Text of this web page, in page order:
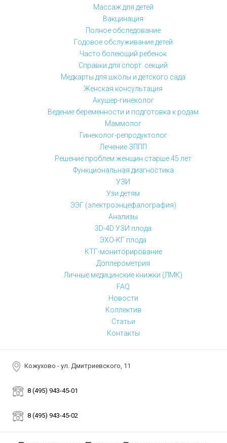
Массаж для детей
Вакцинация
Полное обследование
Годовое обслуживание детей
Часто болеющий ребенок
Справки для спорт. секций
Медкарты для школы и детского сада
Женская консультация
Акушер-гинеколог
Ведение беременности и подготовка к родам
Маммолог
Гинеколог-репродуктолог
Лечение ЗППП
Решение проблем женщин старше 45 лет
Функциональная диагностика
УЗИ
Узи детям
ЭЭГ (электроэнцефалография)
Анализы
3D-4D УЗИ плода
ЭХО-КГ плода
КТГ-мониторирование
Доплерометрия
Личные медицинские книжки (ЛМК)
FAQ
Новости
Коллектив
Статьи
Контакты
Кожухово - ул. Дмитриевского, 11
8 (495) 943-45-01
8 (495) 943-45-02